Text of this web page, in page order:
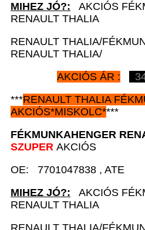
MIHEZ JÓ?: AKCIÓS
RENAULT THALIA
RENAULT THALIA/
RENAULT THALIA/
AKCIÓS ÁR :
***RENAULT THALIA
AKCIÓS*MISKOLC****
FÉKMUNKAHENGER
SZUPER AKCIÓS
OE: 7701047838 , ATE
MIHEZ JÓ?: AKCIÓS
RENAULT THALIA
RENAULT THALIA/